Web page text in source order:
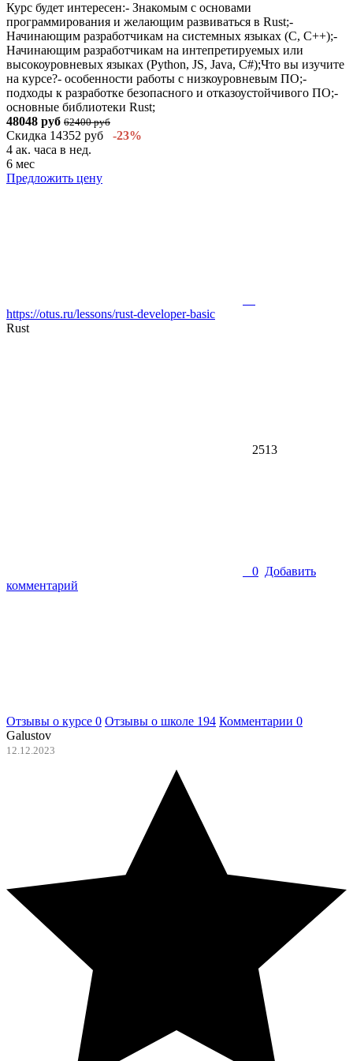
Курс будет интересен:- Знакомым с основами
программирования и желающим развиваться в Rust;-
Начинающим разработчикам на системных языках (С, C++);-
Начинающим разработчикам на интепретируемых или
высокоуровневых языках (Python, JS, Java, C#);Что вы изучите
на курсе?- особенности работы с низкоуровневым ПО;-
подходы к разработке безопасного и отказоустойчивого ПО;-
основные библиотеки Rust;
48048 руб 62400 руб
Скидка 14352 руб -23%
4 ак. часа в нед.
6 мес
Предложить цену
https://otus.ru/lessons/rust-developer-basic
Rust
2513
0 Добавить
комментарий
Отзывы о курсе 0 Отзывы о школе 194 Комментарии 0
Galustov
12.12.2023